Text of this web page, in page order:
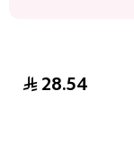
28.54